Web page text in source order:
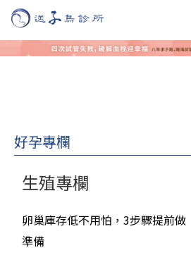
好孕專欄
生殖專欄
卵巢庫存低不用怕，3步驟提前做
準備